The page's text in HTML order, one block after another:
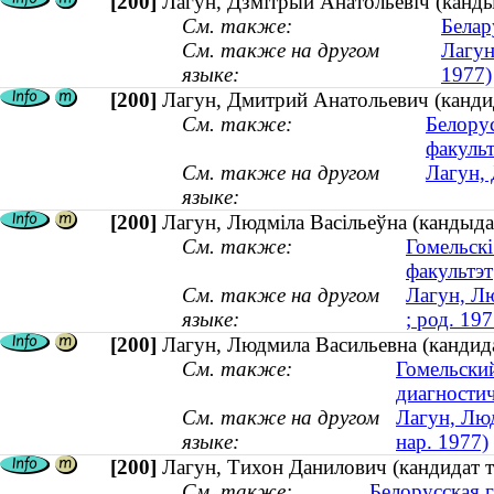
См. также:
См. также на другом
языке:
1977)
[200] Лагун, Дмитрий Анатольевич
См. также:
См. также на другом
языке:
Лагун,
[200] Лагун, Людміла Васільеўна
См. также:
факультэт
См. также на другом
языке:
Лагун,
; род.
[200] Лагун, Людмила Васильевна
См. также:
См. также на другом
языке:
Лагун,
нар. 1977)
[200] Лагун, Тихон Данилович (кандидат